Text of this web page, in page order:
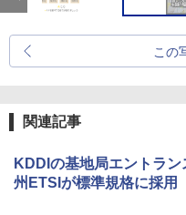
この
関連記事
KDDIの基地局エントラ
州ETSIが標準規格に採用